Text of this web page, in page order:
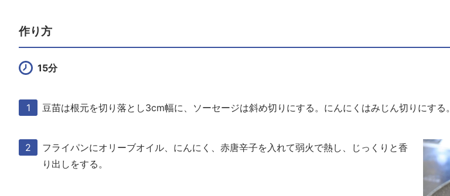
作り方
15分
豆苗は根元を切り落とし3cm幅に、ソーセージは斜め切りにする。にんにくはみじん切りにする。
フライパンにオリーブオイル、にんにく、赤唐辛子を入れて弱火で熱し、じっくりと香
り出しをする。